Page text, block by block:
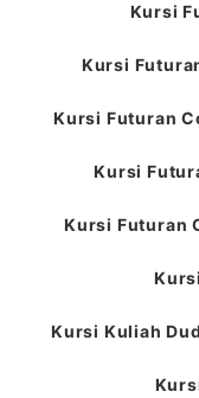
Kursi
Kursi
Kursi Futuran
Kursi
Kursi Futuran
Kursi Kuliah